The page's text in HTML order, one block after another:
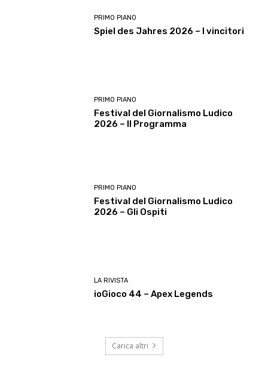
PRIMO PIANO
Spiel des Jahres 2026 – I vincitori
PRIMO PIANO
Festival del Giornalismo Ludico
2026 – Il Programma
PRIMO PIANO
Festival del Giornalismo Ludico
2026 – Gli Ospiti
LA RIVISTA
ioGioco 44 – Apex Legends
Carica altri